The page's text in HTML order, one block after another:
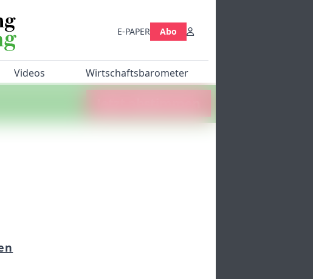
E-PAPER Abo
Videos Wirtschaftsbarometer